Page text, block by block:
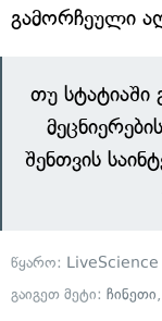
გამორჩეული
თუ
შენთვის
წყარო: LiveScience
გაიგეთ მეტი: ჩინეთი,